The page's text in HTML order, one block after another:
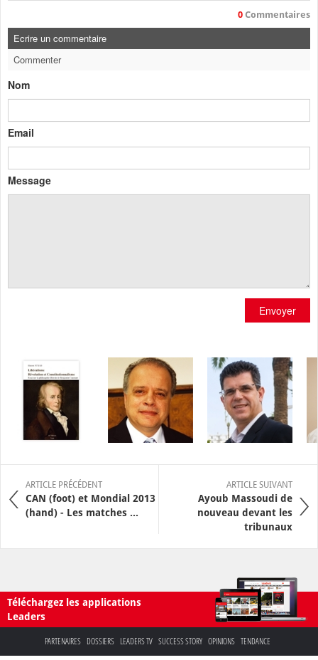
0 Commentaires
Ecrire un commentaire
Commenter
Nom
Email
Message
Envoyer
ARTICLE PRÉCÉDENT
CAN (foot) et Mondial 2013
(hand) - Les matches ...
ARTICLE SUIVANT
Ayoub Massoudi de
nouveau devant les
tribunaux
Téléchargez les applications
Leaders
PARTENAIRES DOSSIERS LEADERS TV SUCCESS STORY OPINIONS TENDANCE